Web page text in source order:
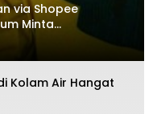
via Shopee
Minta
dan Hapus Bunga
Kolam Air Hangat